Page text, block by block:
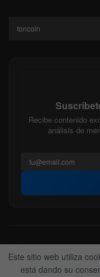
Recibe contenido
análisis de
Acerca de nosotros
Contactanos
Este sitio web utiliza
está dando su